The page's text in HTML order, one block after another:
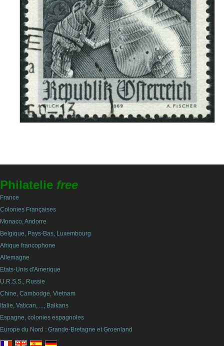
Philatelie free
France
Colonies Françaises
Monaco, Andorre
Belgique, Pays-Bas, Luxembourg
Afrique francophone
Allemagne
Etats-Unis d'Amerique
U.R.S.S., Russie
Chine, Cambodge, Vietnam
Italie, Vatican, ..., Balkans
Espagne, colonies espagnoles
Europe du Nord : Grande-Bretagne et Groenland